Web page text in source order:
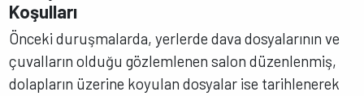
Koşulları
Önceki duruşmalarda, yerlerde dava dosyalarının ve
çuvalların olduğu gözlemlenen salon düzenlenmiş,
dolapların üzerine koyulan dosyalar ise tarihlenerek